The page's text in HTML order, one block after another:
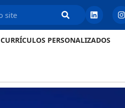
CURRÍCULOS PERSONALIZADOS